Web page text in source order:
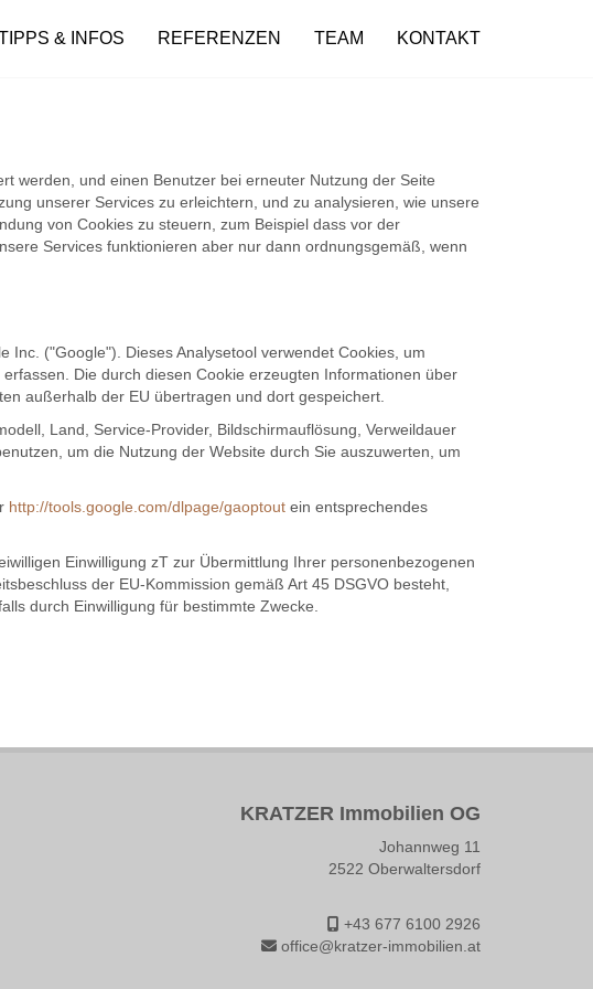
& INFOS REFERENZEN TEAM KONTAKT
werden, und einen Benutzer bei erneuter Nutzung der Seite
unserer Services zu erleichtern, und zu analysieren, wie unsere
von Cookies zu steuern, zum Beispiel dass vor der
Services funktionieren aber nur dann ordnungsgemäß, wenn
Inc. ("Google"). Dieses Analysetool verwendet Cookies, um
Die durch diesen Cookie erzeugten Informationen über
außerhalb der EU übertragen und dort gespeichert.
Land, Service-Provider, Bildschirmauflösung, Verweildauer
um die Nutzung der Website durch Sie auszuwerten, um
http://tools.google.com/dlpage/gaoptout ein entsprechendes
Einwilligung zT zur Übermittlung Ihrer personenbezogenen
der EU-Kommission gemäß Art 45 DSGVO besteht,
durch Einwilligung für bestimmte Zwecke.
KRATZER Immobilien OG
Johannweg 11
2522 Oberwaltersdorf
+43 677 6100 2926
office@kratzer-immobilien.at